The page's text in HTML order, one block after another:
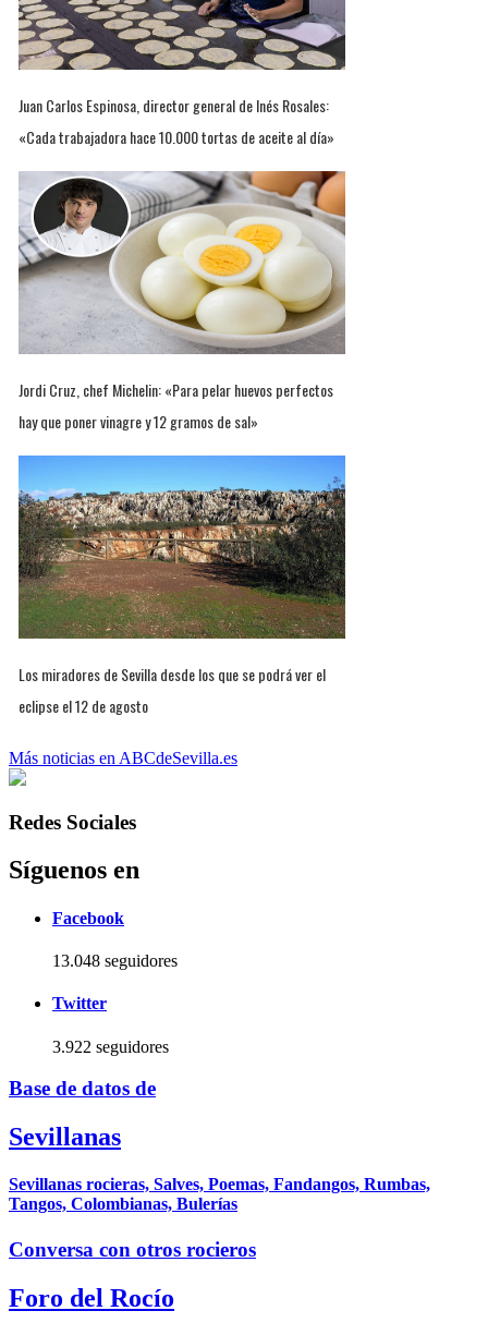
Juan Carlos Espinosa, director general de Inés Rosales:
«Cada trabajadora hace 10.000 tortas de aceite al día»
Jordi Cruz, chef Michelin: «Para pelar huevos perfectos
hay que poner vinagre y 12 gramos de sal»
Los miradores de Sevilla desde los que se podrá ver el
eclipse el 12 de agosto
Más noticias en ABCdeSevilla.es
Redes Sociales
Síguenos en
Facebook
13.048 seguidores
Twitter
3.922 seguidores
Base de datos de
Sevillanas
Sevillanas rocieras, Salves, Poemas, Fandangos, Rumbas,
Tangos, Colombianas, Bulerías
Conversa con otros rocieros
Foro del Rocío